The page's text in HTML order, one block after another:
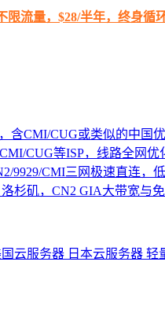
限流量，$28/半年，终身循
含CMI/CUG或类似的中国
CUG等ISP，线路全网优
9929/CMI三网极速直连，
洛杉矶，CN2 GIA大带宽与
云服务器 日本云服务器 轻